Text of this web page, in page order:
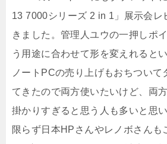
13 7000シリーズ 2 in 1」展示会レ
きました。管理人ユウの一押しポ
う用途に合わせて形を変えれると
ノートPCの売り上げもおちついて
てきたので両方使いたいけど、両
掛かりすぎると思う人も多いと思
限らず日本HPさんやレノボさんも